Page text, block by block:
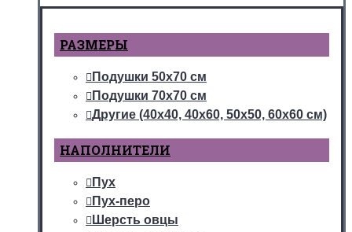
РАЗМЕРЫ
Подушки 50х70 см
Подушки 70х70 см
Другие (40х40, 40х60, 50х50, 60х60 см)
НАПОЛНИТЕЛИ
Пух
Пух-перо
Шерсть овцы